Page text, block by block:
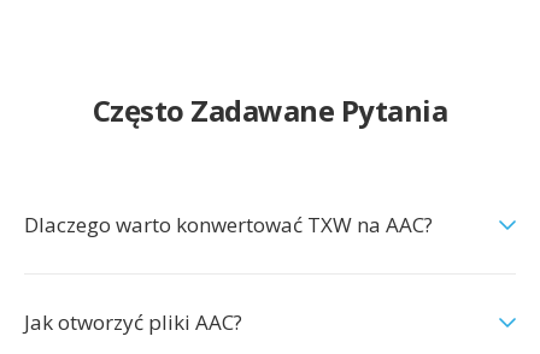
Często Zadawane Pytania
Dlaczego warto konwertować TXW na AAC?
Jak otworzyć pliki AAC?